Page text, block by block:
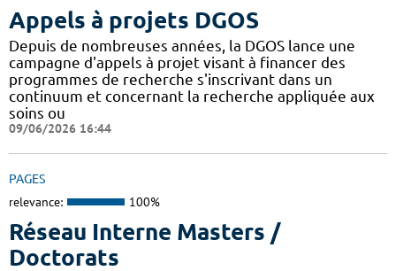
Appels à projets DGOS
Depuis de nombreuses années, la DGOS lance une
campagne d'appels à projet visant à financer des
programmes de recherche s'inscrivant dans un
continuum et concernant la recherche appliquée aux
soins ou
09/06/2026 16:44
PAGES
relevance: 100%
Réseau Interne Masters /
Doctorats